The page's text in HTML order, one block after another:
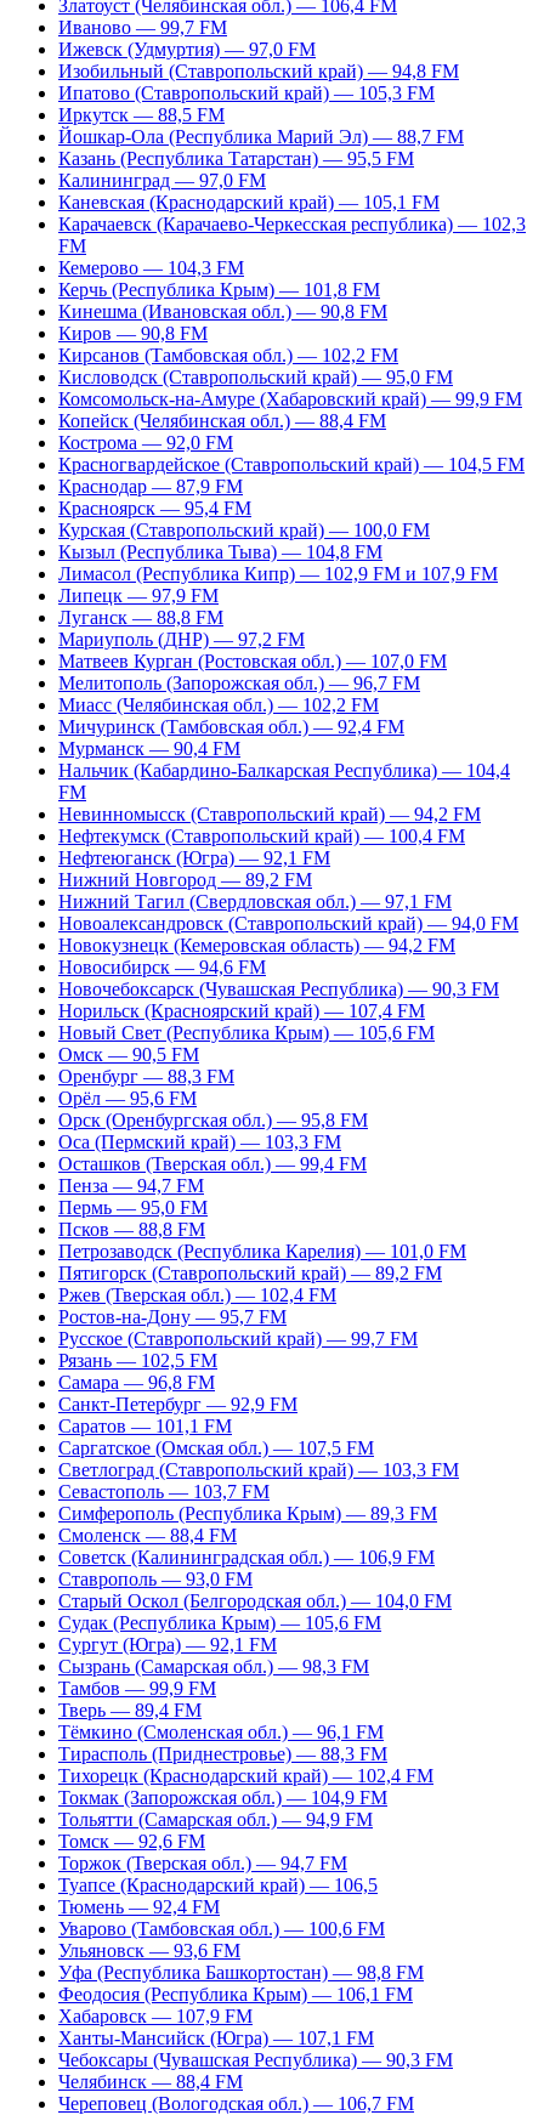
Златоуст (Челябинская обл.) — 106,4 FM
Иваново — 99,7 FM
Ижевск (Удмуртия) — 97,0 FM
Изобильный (Ставропольский край) — 94,8 FM
Ипатово (Ставропольский край) — 105,3 FM
Иркутск — 88,5 FM
Йошкар-Ола (Республика Марий Эл) — 88,7 FM
Казань (Республика Татарстан) — 95,5 FM
Калининград — 97,0 FM
Каневская (Краснодарский край) — 105,1 FM
Карачаевск (Карачаево-Черкесская республика) — 102,3
FM
Кемерово — 104,3 FM
Керчь (Республика Крым) — 101,8 FM
Кинешма (Ивановская обл.) — 90,8 FM
Киров — 90,8 FM
Кирсанов (Тамбовская обл.) — 102,2 FM
Кисловодск (Ставропольский край) — 95,0 FM
Комсомольск-на-Амуре (Хабаровский край) — 99,9 FM
Копейск (Челябинская обл.) — 88,4 FM
Кострома — 92,0 FM
Красногвардейское (Ставропольский край) — 104,5 FM
Краснодар — 87,9 FM
Красноярск — 95,4 FM
Курская (Ставропольский край) — 100,0 FM
Кызыл (Республика Тыва) — 104,8 FM
Лимасол (Республика Кипр) — 102,9 FM и 107,9 FM
Липецк — 97,9 FM
Луганск — 88,8 FM
Мариуполь (ДНР) — 97,2 FM
Матвеев Курган (Ростовская обл.) — 107,0 FM
Мелитополь (Запорожская обл.) — 96,7 FM
Миасс (Челябинская обл.) — 102,2 FM
Мичуринск (Тамбовская обл.) — 92,4 FM
Мурманск — 90,4 FM
Нальчик (Кабардино-Балкарская Республика) — 104,4
FM
Невинномысск (Ставропольский край) — 94,2 FM
Нефтекумск (Ставропольский край) — 100,4 FM
Нефтеюганск (Югра) — 92,1 FM
Нижний Новгород — 89,2 FM
Нижний Тагил (Свердловская обл.) — 97,1 FM
Новоалександровск (Ставропольский край) — 94,0 FM
Новокузнецк (Кемеровская область) — 94,2 FM
Новосибирск — 94,6 FM
Новочебоксарск (Чувашская Республика) — 90,3 FM
Норильск (Красноярский край) — 107,4 FM
Новый Свет (Республика Крым) — 105,6 FM
Омск — 90,5 FM
Оренбург — 88,3 FM
Орёл — 95,6 FM
Орск (Оренбургская обл.) — 95,8 FM
Оса (Пермский край) — 103,3 FM
Осташков (Тверская обл.) — 99,4 FM
Пенза — 94,7 FM
Пермь — 95,0 FM
Псков — 88,8 FM
Петрозаводск (Республика Карелия) — 101,0 FM
Пятигорск (Ставропольский край) — 89,2 FM
Ржев (Тверская обл.) — 102,4 FM
Ростов-на-Дону — 95,7 FM
Русское (Ставропольский край) — 99,7 FM
Рязань — 102,5 FM
Самара — 96,8 FM
Санкт-Петербург — 92,9 FM
Саратов — 101,1 FM
Саргатское (Омская обл.) — 107,5 FM
Светлоград (Ставропольский край) — 103,3 FM
Севастополь — 103,7 FM
Симферополь (Республика Крым) — 89,3 FM
Смоленск — 88,4 FM
Советск (Калининградская обл.) — 106,9 FM
Ставрополь — 93,0 FM
Старый Оскол (Белгородская обл.) — 104,0 FM
Судак (Республика Крым) — 105,6 FM
Сургут (Югра) — 92,1 FM
Сызрань (Самарская обл.) — 98,3 FM
Тамбов — 99,9 FM
Тверь — 89,4 FM
Тёмкино (Смоленская обл.) — 96,1 FM
Тирасполь (Приднестровье) — 88,3 FM
Тихорецк (Краснодарский край) — 102,4 FM
Токмак (Запорожская обл.) — 104,9 FM
Тольятти (Самарская обл.) — 94,9 FM
Томск — 92,6 FM
Торжок (Тверская обл.) — 94,7 FM
Туапсе (Краснодарский край) — 106,5
Тюмень — 92,4 FM
Уварово (Тамбовская обл.) — 100,6 FM
Ульяновск — 93,6 FM
Уфа (Республика Башкортостан) — 98,8 FM
Феодосия (Республика Крым) — 106,1 FM
Хабаровск — 107,9 FM
Ханты-Мансийск (Югра) — 107,1 FM
Чебоксары (Чувашская Республика) — 90,3 FM
Челябинск — 88,4 FM
Череповец (Вологодская обл.) — 106,7 FM